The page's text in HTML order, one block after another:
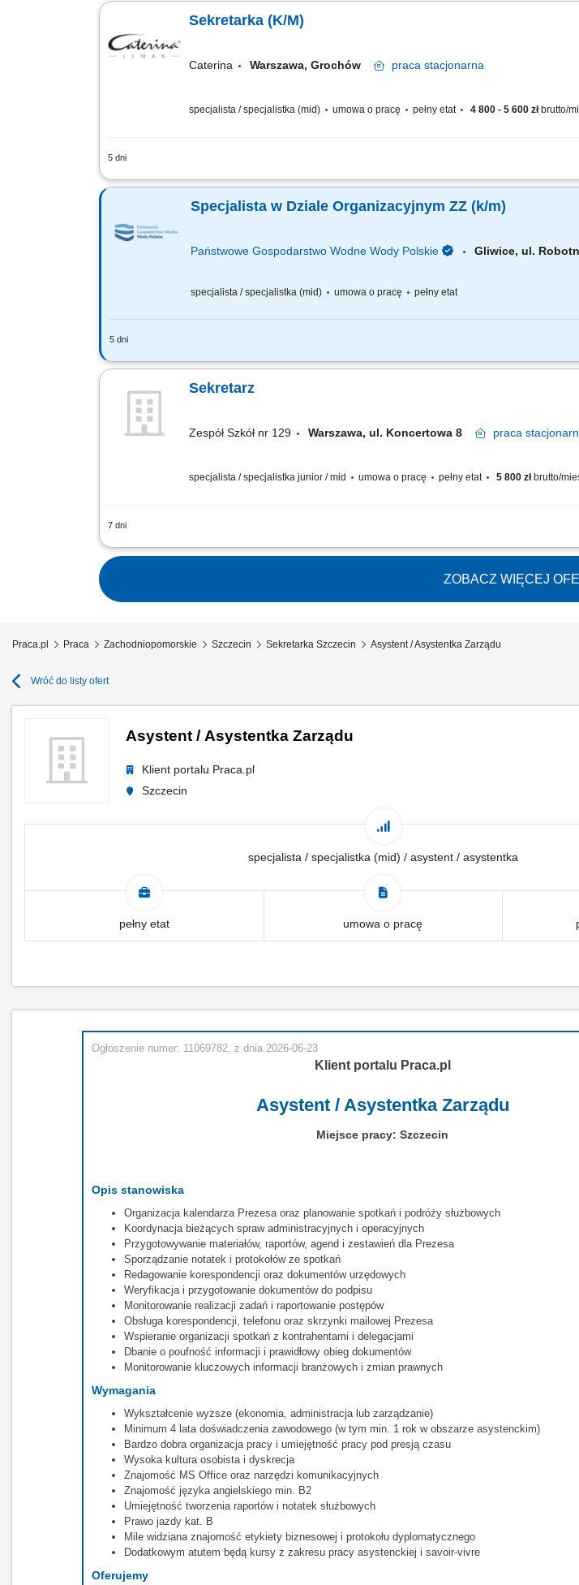
Sekretarka (K/M)
Caterina Warszawa, Grochów praca stacjonarna
specjalista / specjalistka (mid) umowa o pracę pełny etat 4 800 - 5 600 złbrutto/
5 dni
Miejsce pracy: DOM MODY na Grochowie Wynagrodzenie: 4800 – 5600 brutto
Specjalista w Dziale Organizacyjnym ZZ (k/m)
Państwowe Gospodarstwo Wodne Wody Polskie Gliwice, ul.
specjalista / specjalistka (mid) umowa o pracę pełny etat
5 dni
OSOBA NA TYM STANOWISKU BĘDZIE ODPOWIEDZIALNA ZA: prowadzenie
Sekretarz
Zespół Szkół nr 129 Warszawa, ul. Koncertowa 8 praca
specjalista / specjalistka junior / mid umowa o pracę pełny etat 5 800 złbrutto/
7 dni
Opis stanowiska: Przygotowanie rocznego planu zakupów na podstawie planu
ZOBACZ WIĘCEJ
Praca.pl Praca Zachodniopomorskie Szczecin Sekretarka Szczecin Asystent / Asystentka Zarządu
Wróć do listy ofert
Asystent / Asystentka Zarządu
Klient portalu Praca.pl
Szczecin
specjalista / specjalistka (mid) / asystent / asystentka
pełny etat umowa o pracę
Ogłoszenie numer: 11069782, z dnia 2026-06-23
Klient portalu Praca.pl
Asystent / Asystentka Zarządu
Miejsce pracy: Szczecin
Opis stanowiska
Organizacja kalendarza Prezesa oraz planowanie spotkań i podróży służbowych
Koordynacja bieżących spraw administracyjnych i operacyjnych
Przygotowywanie materiałów, raportów, agend i zestawień dla Prezesa
Sporządzanie notatek i protokołów ze spotkań
Redagowanie korespondencji oraz dokumentów urzędowych
Weryfikacja i przygotowanie dokumentów do podpisu
Monitorowanie realizacji zadań i raportowanie postępów
Obsługa korespondencji, telefonu oraz skrzynki mailowej Prezesa
Wspieranie organizacji spotkań z kontrahentami i delegacjami
Dbanie o poufność informacji i prawidłowy obieg dokumentów
Monitorowanie kluczowych informacji branżowych i zmian prawnych
Wymagania
Wykształcenie wyższe (ekonomia, administracja lub zarządzanie)
Minimum 4 lata doświadczenia zawodowego (w tym min. 1 rok w obszarze asystenckim)
Bardzo dobra organizacja pracy i umiejętność pracy pod presją czasu
Wysoka kultura osobista i dyskrecja
Znajomość MS Office oraz narzędzi komunikacyjnych
Znajomość języka angielskiego min. B2
Umiejętność tworzenia raportów i notatek służbowych
Prawo jazdy kat. B
Mile widziana znajomość etykiety biznesowej i protokołu dyplomatycznego
Dodatkowym atutem będą kursy z zakresu pracy asystenckiej i savoir-vivre
Oferujemy